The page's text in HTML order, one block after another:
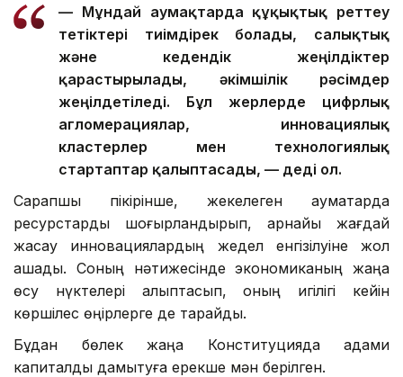
— Мұндай аумақтарда құқықтық реттеу
тетіктері тиімдірек болады, салықтық
және кедендік жеңілдіктер
қарастырылады, әкімшілік рәсімдер
жеңілдетіледі. Бұл жерлерде цифрлық
агломерациялар, инновациялық
кластерлер мен технологиялық
стартаптар қалыптасады, — деді ол.
Сарапшы пікірінше, жекелеген аумақтарда
ресурстарды шоғырландырып, арнайы жағдай
жасау инновациялардың жедел енгізілуіне жол
ашады. Соның нәтижесінде экономиканың жаңа
өсу нүктелері қалыптасып, оның игілігі кейін
көршілес өңірлерге де тарайды.
Бұдан бөлек жаңа Конституцияда адами
капиталды дамытуға ерекше мән берілген.